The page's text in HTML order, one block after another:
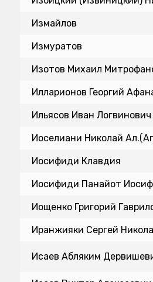
Измайлов
Измуратов
Изотов Михаил
Илларионов Георгий
Ильясов Иван Логвинович
Иоселиани Николай
Иосифиди Клавдия
Иосифиди Панайот
Иощенко Григорий
Иранжияки Сергей
Исаев Абляким